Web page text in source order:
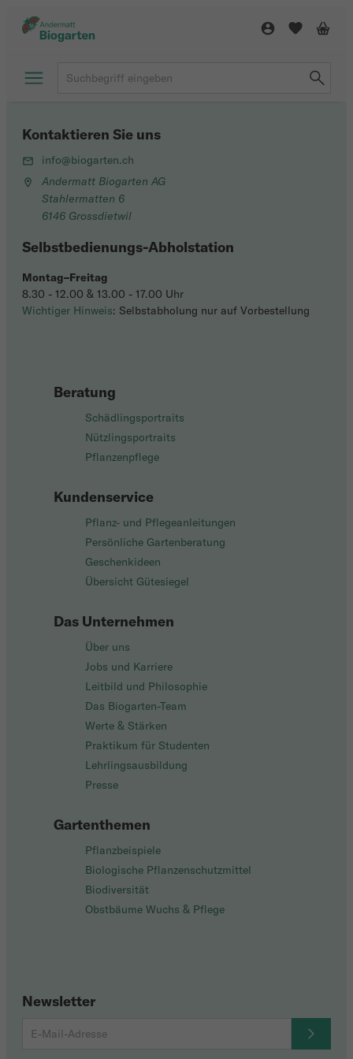
Beratung
Schädlingsportraits
Nützlingsportraits
Pflanzenpflege
Kundenservice
Pflanz- und Pflegeanleitungen
Persönliche Gartenberatung
Geschenkideen
Übersicht Gütesiegel
Das Unternehmen
Über uns
Jobs und Karriere
Leitbild und Philosophie
Das Biogarten-Team
Werte & Stärken
Praktikum für Studenten
Lehrlingsausbildung
Presse
Gartenthemen
Pflanzbeispiele
Biologische Pflanzenschutzmittel
Biodiversität
Obstbäume Wuchs & Pflege
Newsletter
Kontaktieren Sie uns
info@biogarten.ch
Andermatt Biogarten AG
Stahlermatten 6
6146 Grossdietwil
Selbstbedienungs-Abholstation
Montag–Freitag
8.30 - 12.00 & 13.00 - 17.00 Uhr
Wichtiger Hinweis: Selbstabholung nur auf Vorbestellung